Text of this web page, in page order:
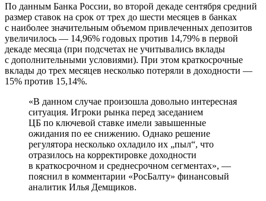
По данным Банка России, во второй декаде сентября средний
размер ставок на срок от трех до шести месяцев в банках
с наиболее значительным объемом привлеченных депозитов
увеличилось — 14,96% годовых против 14,79% в первой
декаде месяца (при подсчетах не учитывались вклады
с дополнительными условиями). При этом краткосрочные
вклады до трех месяцев несколько потеряли в доходности —
15% против 15,14%.
«В данном случае произошла довольно интересная
ситуация. Игроки рынка перед заседанием
ЦБ по ключевой ставке имели завышенные
ожидания по ее снижению. Однако решение
регулятора несколько охладило их „пыл“, что
отразилось на корректировке доходности
в краткосрочном и среднесрочном сегментах», —
пояснил в комментарии «РосБалту» финансовый
аналитик Илья Демщиков.